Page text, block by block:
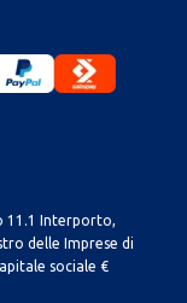
11.1 Interporto,
delle Imprese di
sociale €